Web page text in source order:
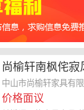
尚榆轩南枫侘寂
风实木
中山市尚榆轩家具有限
价格面议